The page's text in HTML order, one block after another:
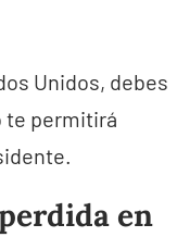
Unidos, debes
te permitirá
en